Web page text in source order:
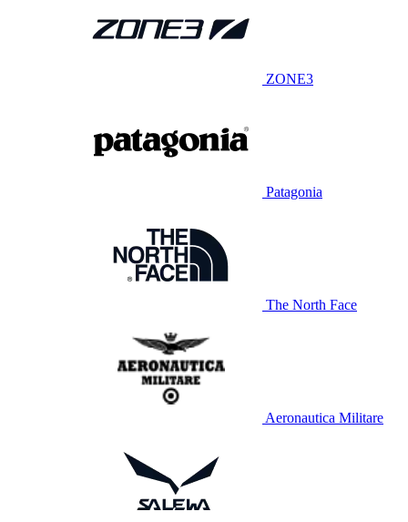
ZONE3
Patagonia
The North Face
Aeronautica Militare